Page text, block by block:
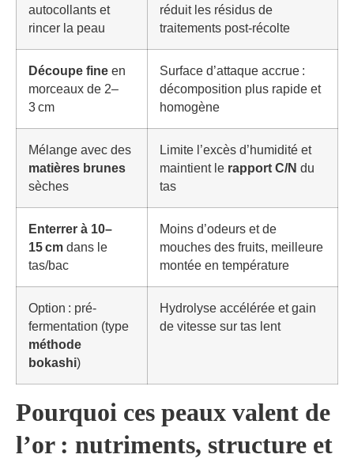
autocollants et
rincer la peau
réduit les résidus de
traitements post-récolte
Découpe fine en
morceaux de 2–
3 cm
Surface d’attaque accrue :
décomposition plus rapide et
homogène
Mélange avec des
matières brunes
sèches
Limite l’excès d’humidité et
maintient le rapport C/N du
tas
Enterrer à 10–
15 cm dans le
tas/bac
Moins d’odeurs et de
mouches des fruits, meilleure
montée en température
Option : pré-
fermentation (type
méthode
bokashi)
Hydrolyse accélérée et gain
de vitesse sur tas lent
Pourquoi ces peaux valent de
l’or : nutriments, structure et